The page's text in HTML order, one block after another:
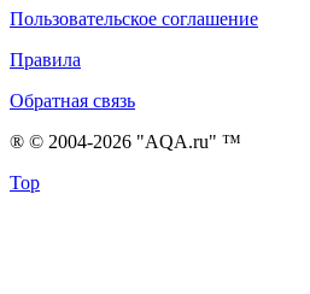
Пользовательское соглашение
Правила
Обратная связь
® © 2004-2026 "AQA.ru" ™
Top